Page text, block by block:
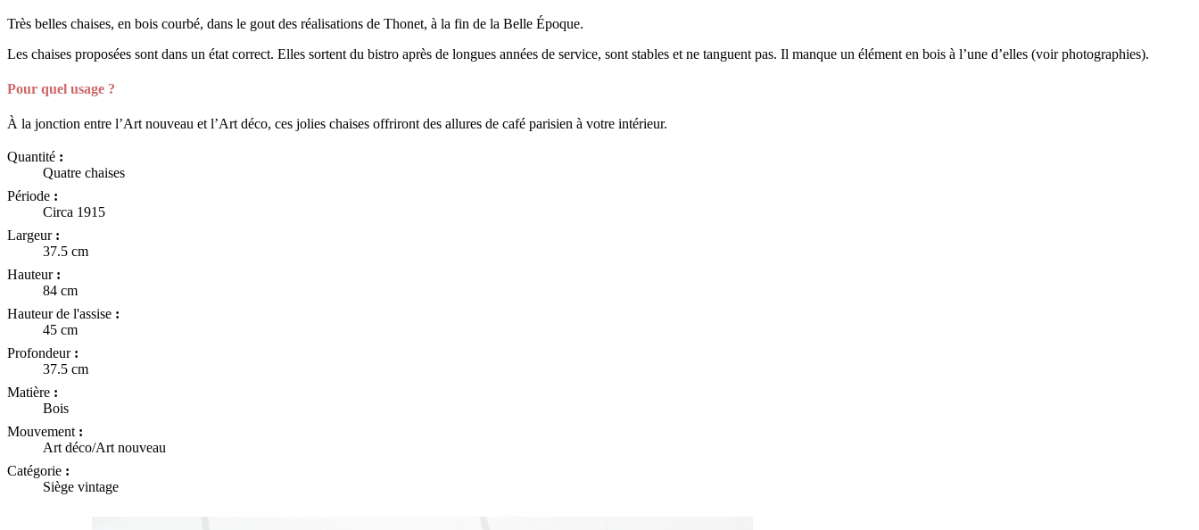
Très belles chaises, en bois courbé, dans le gout des réalisations de Thonet, à la fin de la Belle Époque.
Les chaises proposées sont dans un état correct. Elles sortent du bistro après de longues années de service, sont stables et ne tanguent pas. Il manque un élément en bois à l’une d’elles (voir photographies).
Pour quel usage ?
À la jonction entre l’Art nouveau et l’Art déco, ces jolies chaises offriront des allures de café parisien à votre intérieur.
Quantité :
Quatre chaises
Période :
Circa 1915
Largeur :
37.5 cm
Hauteur :
84 cm
Hauteur de l'assise :
45 cm
Profondeur :
37.5 cm
Matière :
Bois
Mouvement :
Art déco/Art nouveau
Catégorie :
Siège vintage